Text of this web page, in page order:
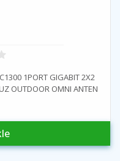
1PORT GIGABIT 2X2
OUTDOOR OMNI ANTEN